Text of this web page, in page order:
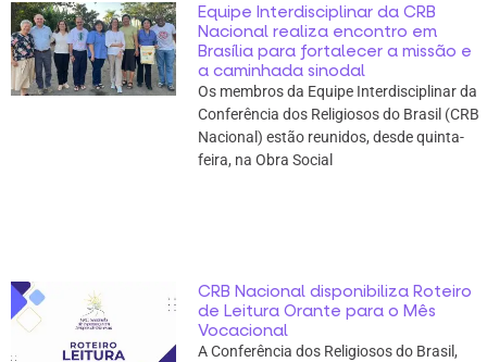
Equipe Interdisciplinar da CRB
Nacional realiza encontro em
Brasília para fortalecer a missão e
a caminhada sinodal
Os membros da Equipe Interdisciplinar da
Conferência dos Religiosos do Brasil (CRB
Nacional) estão reunidos, desde quinta-
feira, na Obra Social
CRB Nacional disponibiliza Roteiro
de Leitura Orante para o Mês
Vocacional
A Conferência dos Religiosos do Brasil,